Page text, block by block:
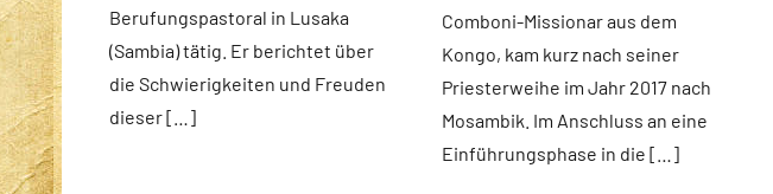
Berufungspastoral in Lusaka
(Sambia) tätig. Er berichtet über
die Schwierigkeiten und Freuden
dieser […]
Comboni-Missionar aus dem
Kongo, kam kurz nach seiner
Priesterweihe im Jahr 2017 nach
Mosambik. Im Anschluss an eine
Einführungsphase in die […]